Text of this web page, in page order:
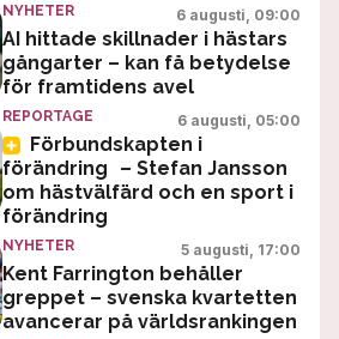
NYHETER 6 augusti, 09:00
AI hittade skillnader i hästars
gångarter – kan få betydelse
för framtidens avel
REPORTAGE 6 augusti, 05:00
Förbundskapten i
förändring – Stefan Jansson
om hästvälfärd och en sport i
förändring
NYHETER 5 augusti, 17:00
Kent Farrington behåller
greppet – svenska kvartetten
avancerar på världsrankingen